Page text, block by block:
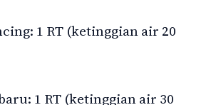
1 RT (ketinggian air 20
1 RT (ketinggian air 30